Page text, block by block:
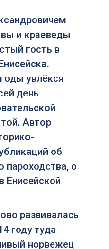
и краеведы
гость в
увлёкся
день
Автор
об
пароходства, о
Енисейской
развивалась
году туда
норвежец